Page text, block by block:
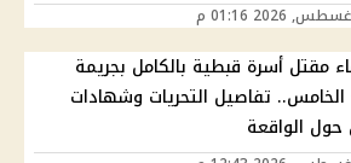
مقتل أسرة قبطية بالكامل بجريمة
الخامس.. تفاصيل التحريات وشهادات
حول الواقعة